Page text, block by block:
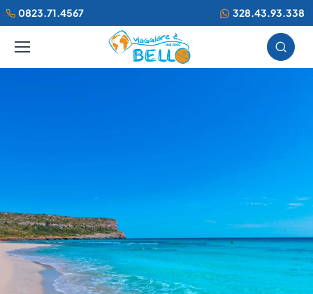
0823.71.4567 328.43.93.338